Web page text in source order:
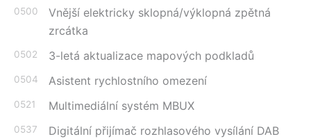
0500
Vnější elektricky sklopná/výklopná zpětná
zrcátka
0502 3-letá aktualizace mapových podkladů
0504 Asistent rychlostního omezení
0521 Multimediální systém MBUX
0537 Digitální přijímač rozhlasového vysílání DAB